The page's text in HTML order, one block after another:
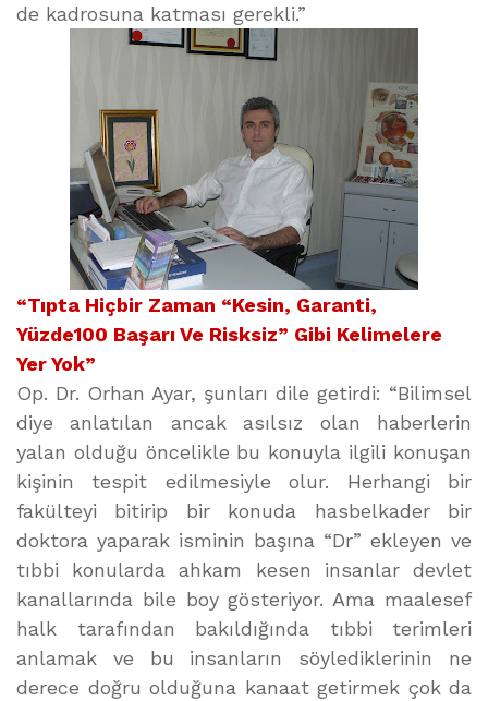
de kadrosuna katması gerekli.”
“Tıpta Hiçbir Zaman “Kesin, Garanti,
Yüzde100 Başarı Ve Risksiz” Gibi Kelimelere
Yer Yok”
Op. Dr. Orhan Ayar, şunları dile getirdi: “Bilimsel
diye anlatılan ancak asılsız olan haberlerin
yalan olduğu öncelikle bu konuyla ilgili konuşan
kişinin tespit edilmesiyle olur. Herhangi bir
fakülteyi bitirip bir konuda hasbelkader bir
doktora yaparak isminin başına “Dr” ekleyen ve
tıbbi konularda ahkam kesen insanlar devlet
kanallarında bile boy gösteriyor. Ama maalesef
halk tarafından bakıldığında tıbbi terimleri
anlamak ve bu insanların söylediklerinin ne
derece doğru olduğuna kanaat getirmek çok da